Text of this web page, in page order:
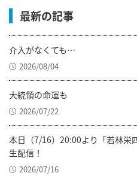
最新の記事
介入がなくても…
2026/08/04
大統領の命運も
2026/07/22
本日（7/16）20:00より「若林栄
生配信！
2026/07/16